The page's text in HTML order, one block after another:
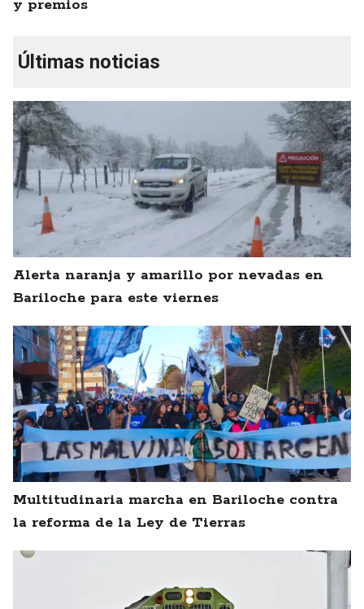
y premios
Últimas noticias
Alerta naranja y amarillo por nevadas en
Bariloche para este viernes
Multitudinaria marcha en Bariloche contra
la reforma de la Ley de Tierras